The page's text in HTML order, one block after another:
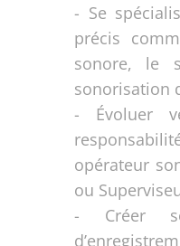
- Se
précis
sonore, le
sonorisation
- Évoluer
opérateur
ou
- Créer